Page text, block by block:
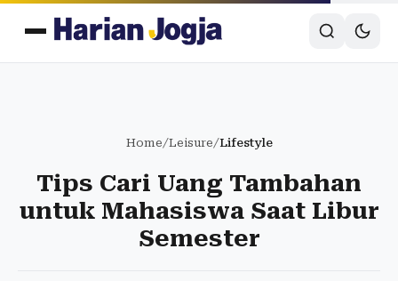
Home/Leisure/Lifestyle
Tips Cari Uang Tambahan
untuk Mahasiswa Saat Libur
Semester